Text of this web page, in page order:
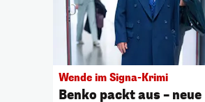
Wende im Signa-Krimi
Benko packt aus – neue